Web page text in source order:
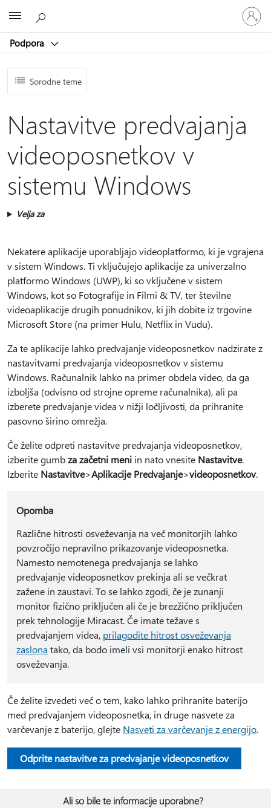
Podpora
Vpišite
se
v
račun
Sorodne teme
Nastavitve predvajanja
videoposnetkov v
sistemu Windows
Velja za
Nekatere aplikacije uporabljajo videoplatformo, ki je vgrajena
v sistem Windows. Ti vključujejo aplikacije za univerzalno
platformo Windows (UWP), ki so vključene v sistem
Windows, kot so Fotografije in Filmi & TV, ter številne
videoaplikacije drugih ponudnikov, ki jih dobite iz trgovine
Microsoft Store (na primer Hulu, Netflix in Vudu).
Za te aplikacije lahko predvajanje videoposnetkov nadzirate z
nastavitvami predvajanja videoposnetkov v sistemu
Windows. Računalnik lahko na primer obdela video, da ga
izboljša (odvisno od strojne opreme računalnika), ali pa
izberete predvajanje videa v nižji ločljivosti, da prihranite
pasovno širino omrežja.
Če želite odpreti nastavitve predvajanja videoposnetkov,
izberite gumbza začetni meni in nato vnesite Nastavitve.
Izberite Nastavitve>Aplikacije Predvajanje>videoposnetkov.
Opomba
Različne hitrosti osveževanja na več monitorjih lahko
povzročijo nepravilno prikazovanje videoposnetka.
Namesto nemotenega predvajanja se lahko
predvajanje videoposnetkov prekinja ali se večkrat
zažene in zaustavi. To se lahko zgodi, če je zunanji
monitor fizično priključen ali če je brezžično priključen
prek tehnologije Miracast. Če imate težave s
predvajanjem videa, prilagodite hitrost osveževanja
zaslona tako, da bodo imeli vsi monitorji enako hitrost
osveževanja.
Če želite izvedeti več o tem, kako lahko prihranite baterijo
med predvajanjem videoposnetka, in druge nasvete za
varčevanje z baterijo, glejte Nasveti za varčevanje z energijo.
Odprite nastavitve za predvajanje videoposnetkov
Ali so bile te informacije uporabne?